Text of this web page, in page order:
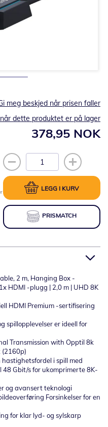
378,95 NOK
meg beskjed når prisen faller
dette produktet er på lager
LEGG I KURV
PRISMATCH
2 m, Hanging Box -
HDMI -plugg | 2,0 m | UHD 8K
HDMI Premium -sertifisering
spillopplevelser er ideell for
Transmission with Opptil 8k
(2160p)
i spill med
Gbit/s for ukomprimerte 8K-
og avansert teknologi
Forsinkelser for en
for klar lyd- og sylskarp